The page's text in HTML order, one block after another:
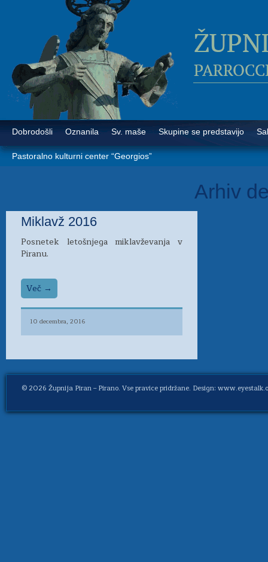
Dobrodošli Oznanila Sv. maše Skupine se predstavijo
Pastoralno kulturni center “Georgios”
Arhiv
Miklavž 2016
Posnetek letošnjega miklavževanja v
Piranu.
Več →
10 decembra, 2016
© 2026 Župnija Piran – Pirano. Vse pravice pridržane. Design: